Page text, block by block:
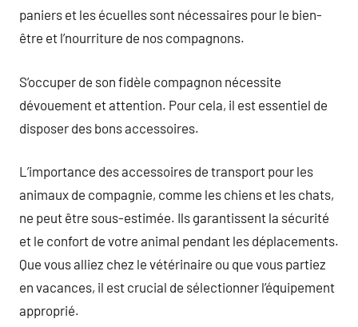
paniers et les écuelles sont nécessaires pour le bien-
être et l’nourriture de nos compagnons.
S’occuper de son fidèle compagnon nécessite
dévouement et attention. Pour cela, il est essentiel de
disposer des bons accessoires.
L’importance des accessoires de transport pour les
animaux de compagnie, comme les chiens et les chats,
ne peut être sous-estimée. Ils garantissent la sécurité
et le confort de votre animal pendant les déplacements.
Que vous alliez chez le vétérinaire ou que vous partiez
en vacances, il est crucial de sélectionner l’équipement
approprié.